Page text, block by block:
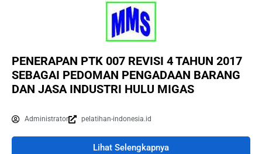
PENERAPAN PTK 007 REVISI 4 TAHUN 2017
SEBAGAI PEDOMAN PENGADAAN BARANG
DAN JASA INDUSTRI HULU MIGAS
Administrator pelatihan-indonesia.id
Lihat Selengkapnya